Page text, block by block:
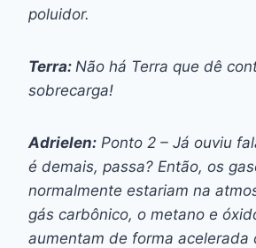
poluidor.
Terra: Não há Terra que dê
sobrecarga!
Adrielen: Ponto 2 – Já ouviu
é demais, passa? Então, os
normalmente estariam na
gás carbônico, o metano e
aumentam de forma acelerada